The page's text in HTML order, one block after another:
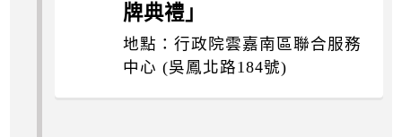
牌典禮」
地點：行政院雲嘉南區聯合服務
中心 (吳鳳北路184號)